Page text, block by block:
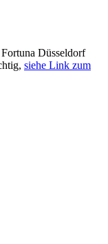
Düsseldorf
siehe Link zum